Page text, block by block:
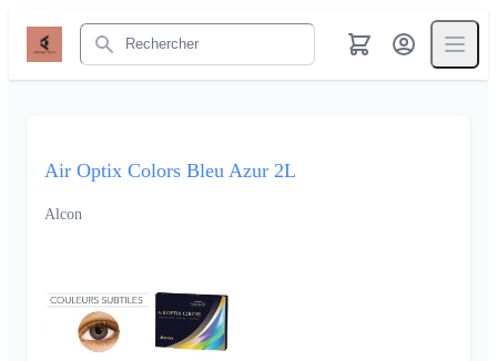
Rechercher
Air Optix Colors Bleu Azur 2L
Alcon